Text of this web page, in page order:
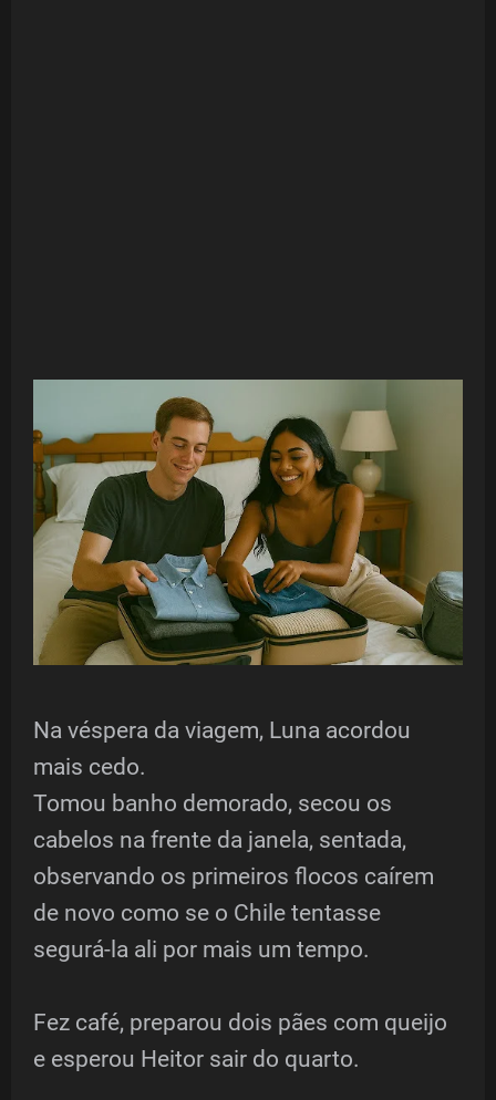
Na véspera da viagem, Luna acordou
mais cedo.
Tomou banho demorado, secou os
cabelos na frente da janela, sentada,
observando os primeiros flocos caírem
de novo como se o Chile tentasse
segurá-la ali por mais um tempo.
Fez café, preparou dois pães com queijo
e esperou Heitor sair do quarto.